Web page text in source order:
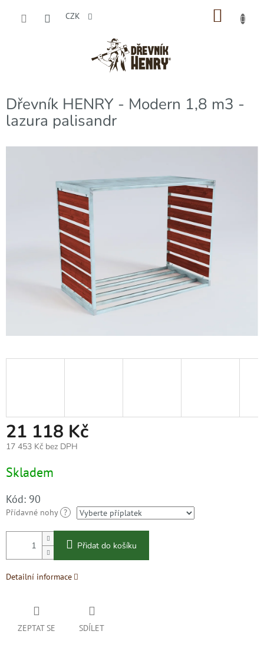
CZK
Dřevník HENRY - Modern 1,8 m3 -
lazura palisandr
21 118 Kč
17 453 Kč bez DPH
cena:
Skladem
Kód: 90
Přídavné nohy ?
Přidat do košíku
Detailní informace
ZEPTAT SE SDÍLET